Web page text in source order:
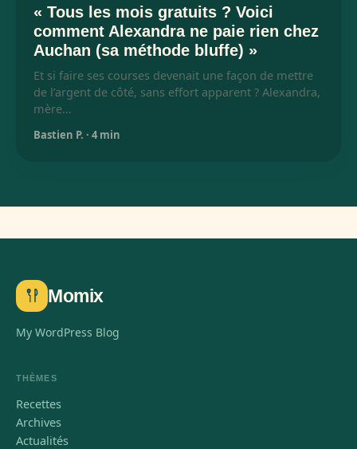
« Tous les mois gratuits ? Voici
comment Alexandra ne paie rien chez
Auchan (sa méthode bluffe) »
Et si faire ses courses devenait une façon de mettre
de l’argent de côté, sans effort apparent ? Alexandra,
mère…
Bastien P. · 4 min
Momix
My WordPress Blog
THÈMES
Recettes
Archives
Actualités